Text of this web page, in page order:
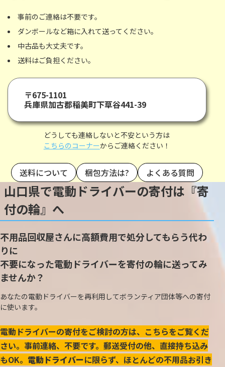
事前のご連絡は不要です。
ダンボールなど箱に入れて送ってください。
中古品も大丈夫です。
送料はご負担ください。
〒675-1101
兵庫県加古郡稲美町下草谷441-39
どうしても連絡しないと不安という方は
こちらのコーナーからご連絡ください！
送料について 梱包方法は? よくある質問
山口県で電動ドライバーの寄付は『寄
付の輪』へ
不用品回収屋さんに高額費用で処分してもらう代わ
りに
不要になった電動ドライバーを寄付の輪に送ってみ
ませんか？
あなたの電動ドライバーを再利用してボランティア団体等への寄付
に使います。
電動ドライバーの寄付をご検討の方は、こちらをご覧くだ
さい。事前連絡、不要です。郵送受付の他、直接持ち込み
もOK。 電動ドライバーに限らず、ほとんどの不用品お引き